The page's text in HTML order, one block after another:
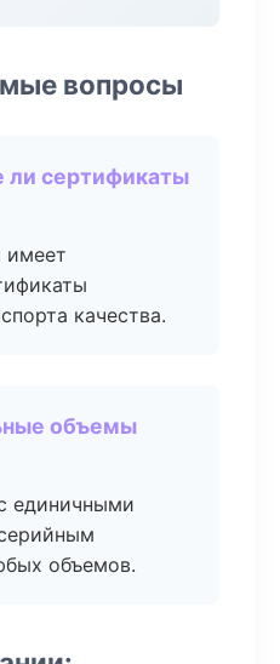
вопросы
ли сертификаты
имеет
качества.
объемы
единичными
объемов.